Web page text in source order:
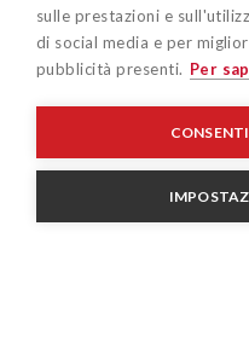
sulle prestazioni e
di social media e per
pubblicità presenti. Per